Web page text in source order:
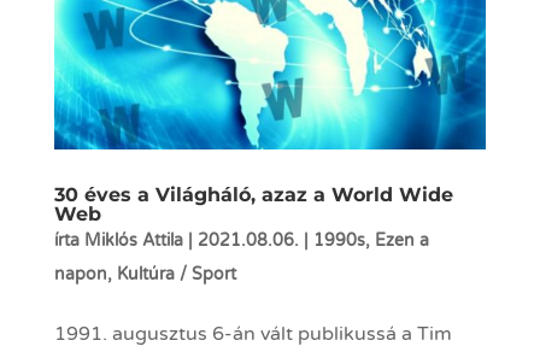
30 éves a Világháló, azaz a World Wide
Web
írta Miklós Attila| 2021.08.06. 1990s, Ezen a
napon, Kultúra / Sport
1991. augusztus 6-án vált publikussá a Tim